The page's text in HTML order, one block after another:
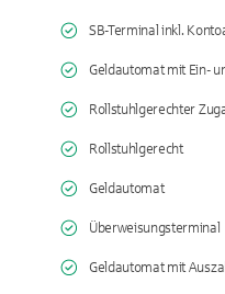
SB-Terminal inkl.
Geldautomat mit Ein-
Rollstuhlgerechter
Rollstuhlgerecht
Geldautomat
Überweisungsterminal
Geldautomat mit